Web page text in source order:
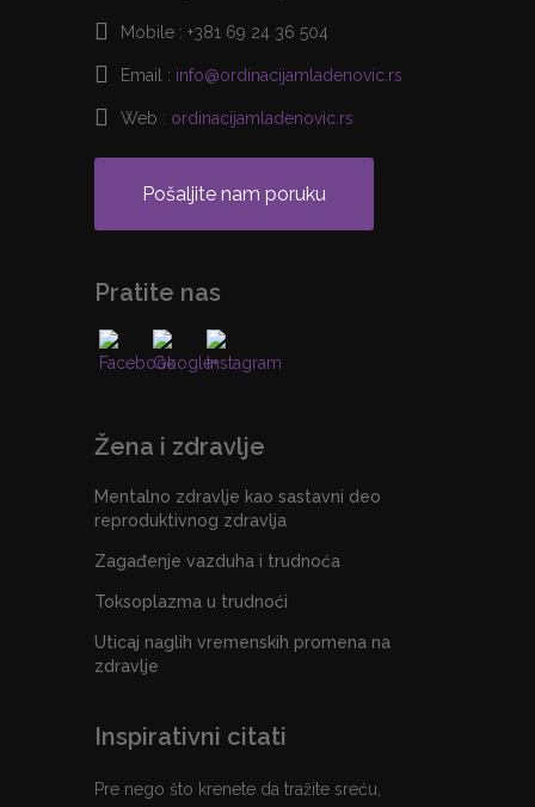
Mobile : +381 69 24 36 504
Email : info@ordinacijamladenovic.rs
Web : ordinacijamladenovic.rs
Pošaljite nam poruku
Pratite nas
Žena i zdravlje
Mentalno zdravlje kao sastavni deo
reproduktivnog zdravlja
Zagađenje vazduha i trudnoća
Toksoplazma u trudnoći
Uticaj naglih vremenskih promena na
zdravlje
Inspirativni citati
Pre nego što krenete da tražite sreću,